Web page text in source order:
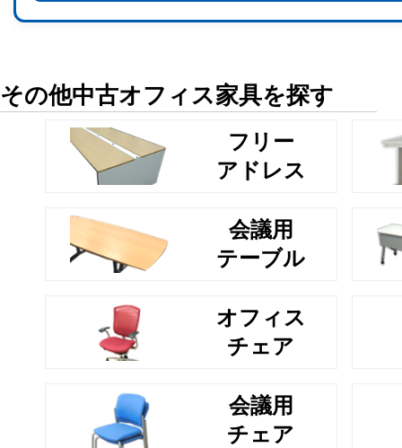
その他中古オフィス家具を探す
フリー
アドレス
会議用
テーブル
オフィス
チェア
会議用
チェア